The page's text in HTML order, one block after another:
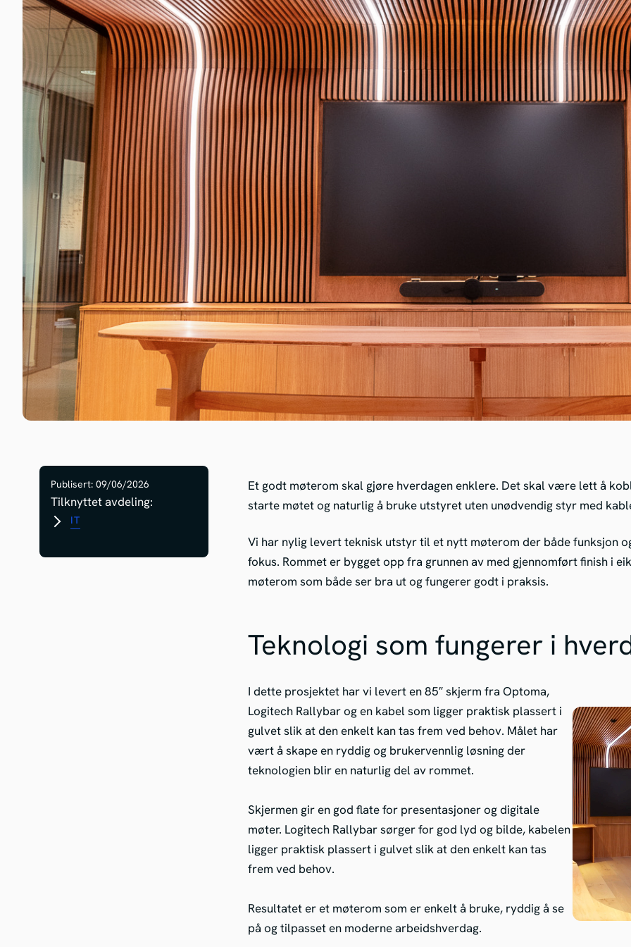
Publisert: 09/06/2026
Tilknyttet avdeling:
IT
Et godt møterom skal gjøre hverdagen enklere. Det skal være lett å
starte møtet og naturlig å bruke utstyret uten unødvendig styr med
Vi har nylig levert teknisk utstyr til et nytt møterom der både funksjon
fokus. Rommet er bygget opp fra grunnen av med gjennomført finish i
møterom som både ser bra ut og fungerer godt i praksis.
Teknologi som fungerer i
I dette prosjektet har vi levert en 85″ skjerm fra Optoma,
Logitech Rallybar og en kabel som ligger praktisk plassert i
gulvet slik at den enkelt kan tas frem ved behov. Målet har
vært å skape en ryddig og brukervennlig løsning der
teknologien blir en naturlig del av rommet.
Skjermen gir en god flate for presentasjoner og digitale
møter. Logitech Rallybar sørger for god lyd og bilde, kabelen
ligger praktisk plassert i gulvet slik at den enkelt kan tas
frem ved behov.
Resultatet er et møterom som er enkelt å bruke, ryddig å se
på og tilpasset en moderne arbeidshverdag.